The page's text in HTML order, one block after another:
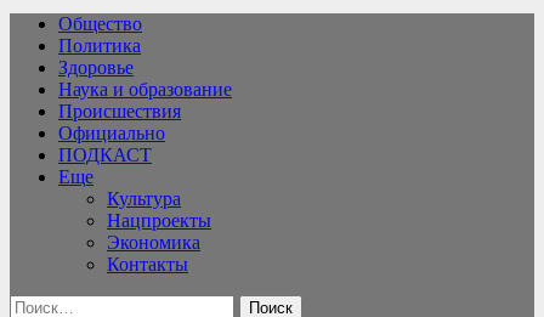
Общество
Политика
Здоровье
Наука и образование
Происшествия
Официально
ПОДКАСТ
Еще
Культура
Нацпроекты
Экономика
Контакты
Найти: